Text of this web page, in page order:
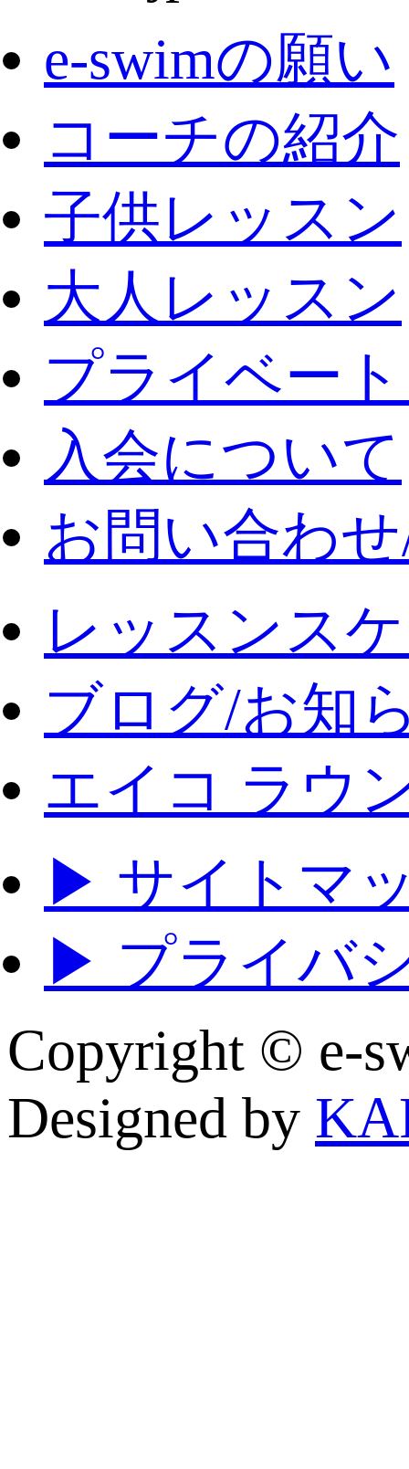
e-swimの願い
コーチの紹介
子供レッスン
大人レッスン
プライベー
入会について
お問い合わ
レッスンス
ブログ/お知
エイコ ラウ
▶ サイトマ
▶ プライバ
Copyright © e-
Designed by